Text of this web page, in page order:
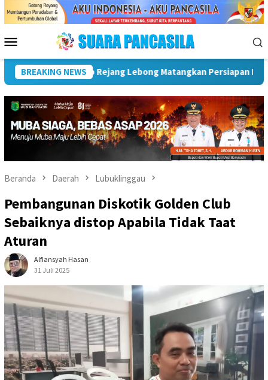
Menu
Mobile
BREAKING NEWS
Plt Bupati Hadiri Pemusnahan Barang Bukti 88 Perkara
Beranda Daerah Lubuklinggau
Pembangunan Diskotik Golden Club
Sebaiknya distop Apabila Tidak Taat
Aturan
Alfiansyah Hasan
31 Juli 2025